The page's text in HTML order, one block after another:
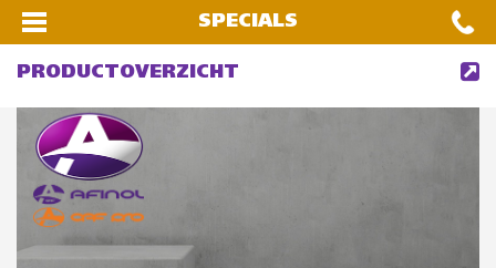
SPECIALS
PRODUCTOVERZICHT